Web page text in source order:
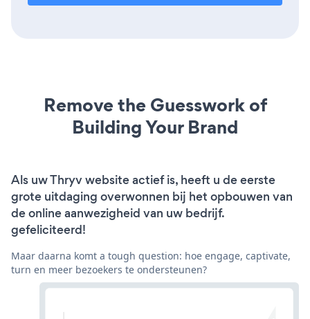
Remove the Guesswork of
Building Your Brand
Als uw Thryv website actief is, heeft u de eerste
grote uitdaging overwonnen bij het opbouwen van
de online aanwezigheid van uw bedrijf.
gefeliciteerd!
Maar daarna komt a tough question: hoe engage, captivate,
turn en meer bezoekers te ondersteunen?